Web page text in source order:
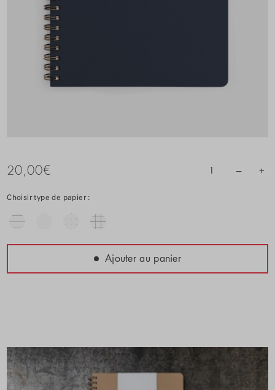
20,00€ 1 – +
Choisir type de papier :
Ajouter au panier